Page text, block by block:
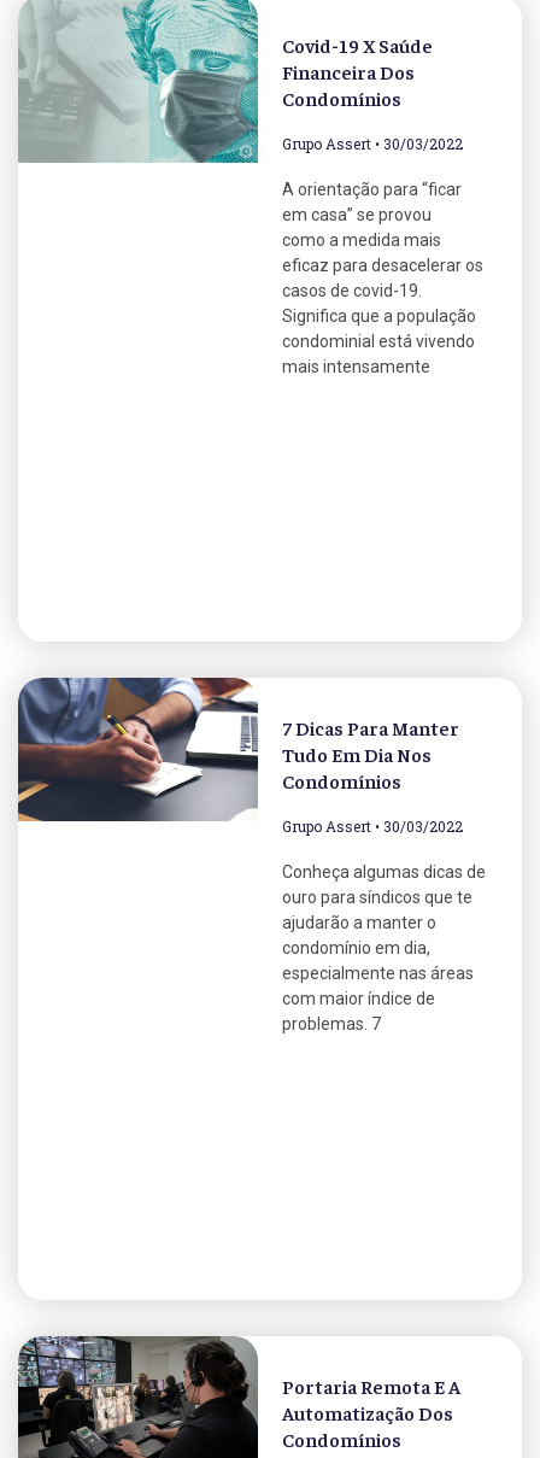
Covid-19 X Saúde
Financeira Dos
Condomínios
Grupo Assert 30/03/2022
A orientação para “ficar
em casa” se provou
como a medida mais
eficaz para desacelerar os
casos de covid-19.
Significa que a população
condominial está vivendo
mais intensamente
7 Dicas Para Manter
Tudo Em Dia Nos
Condomínios
Grupo Assert 30/03/2022
Conheça algumas dicas de
ouro para síndicos que te
ajudarão a manter o
condomínio em dia,
especialmente nas áreas
com maior índice de
problemas. 7
Portaria Remota E A
Automatização Dos
Condomínios